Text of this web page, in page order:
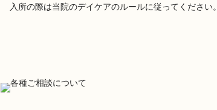
入所の際は当院のデイケアのルールに従ってください。